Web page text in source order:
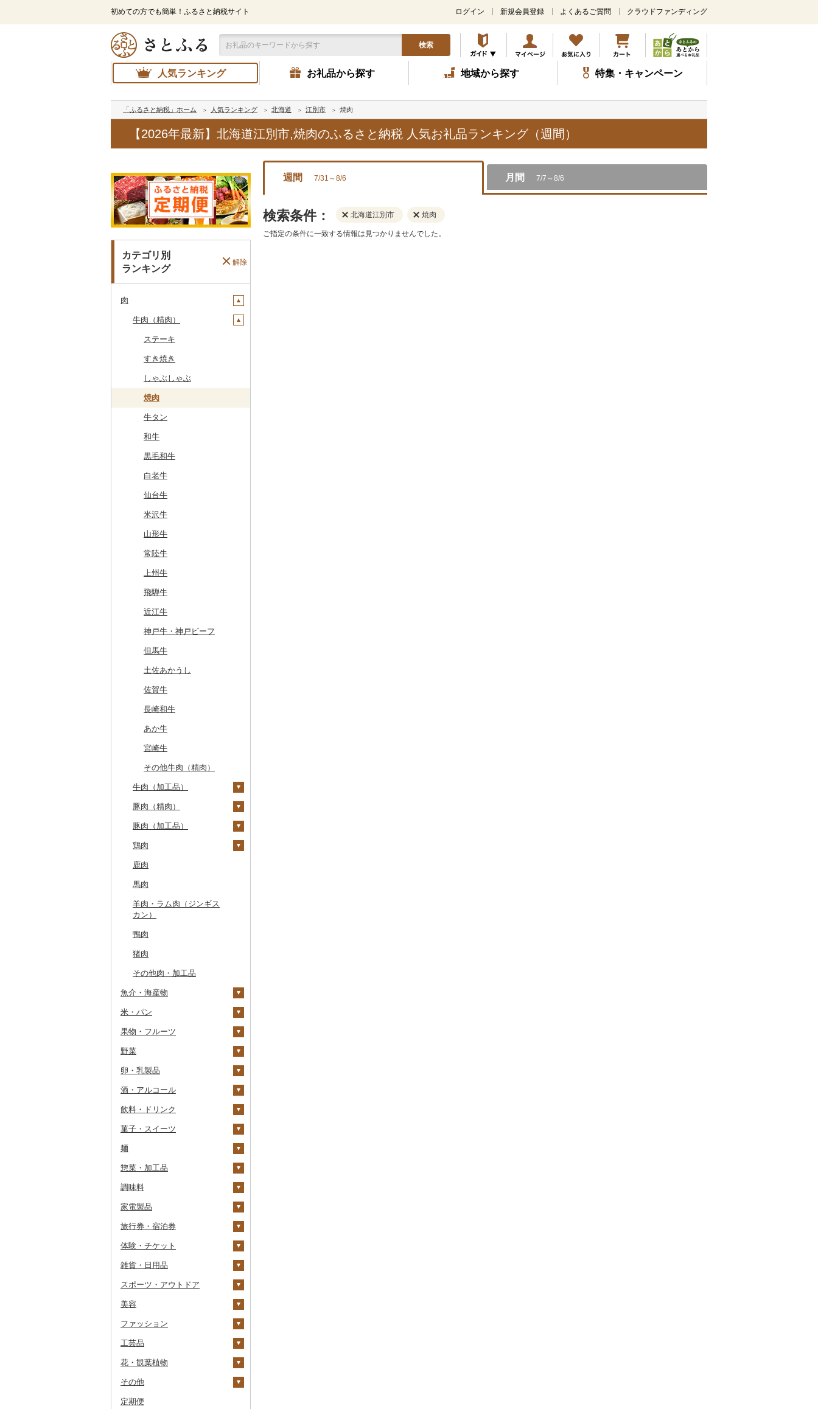
初めての方でも簡単！ふるさと納税サイト
メ
ン
コ
ン
テ
ツ
ッ
プ
ログイン 新規会員登録 よくあるご質問 クラウドファンディング
検索
人気ランキング お礼品から探す 地域から探す 特集・キャンペーン
「ふるさと納税」ホーム 人気ランキング 北海道 江別市 焼肉
【2026年最新】北海道江別市,焼肉のふるさと納税 人気お礼品ランキング（週間）
カテゴリ別
ランキング
解除
肉
牛肉（精肉）
ステーキ
すき焼き
しゃぶしゃぶ
焼肉
牛タン
和牛
黒毛和牛
白老牛
仙台牛
米沢牛
山形牛
常陸牛
上州牛
飛騨牛
近江牛
神戸牛・神戸ビーフ
但馬牛
土佐あかうし
佐賀牛
長崎和牛
あか牛
宮崎牛
その他牛肉（精肉）
牛肉（加工品）
ハンバーグ
もつ鍋
ローストビーフ
ビーフジャーキー
その他牛肉（加工品）
豚肉（精肉）
ステーキ
すき焼き
しゃぶしゃぶ
焼肉
アグー豚
豚肉（加工品）
ハンバーグ
もつ鍋
ハム
ソーセージ・ウインナ
ー
ベーコン・サラミ
その他豚肉（加工品）
鶏肉
鶏肉（精肉）
ハム・ソーセージ
唐揚げ
鹿肉
馬肉
羊肉・ラム肉（ジンギス
カン）
鴨肉
猪肉
その他肉・加工品
魚介・海産物
カニ
ズワイガニ
毛ガニ
かにしゃぶ
その他カニ
エビ
ボタンエビ
伊勢海老
その他エビ
いくら
うに
明太子・たらこ
明太子
たらこ
その他魚卵
数の子
キャビア
その他魚卵
貝
鮑（アワビ）
牡蠣（カキ）
あさり
しじみ
サザエ
はまぐり
その他貝
鮮魚
鮭・サーモン
マグロ
イワシ
カツオ
金目鯛
クエ
サバ
鯛
のどぐろ
イカ・タコ
イカ
タコ
海苔・海藻
海苔
わかめ
ひじき
その他海苔・海藻
干物
ししゃも
その他干物
その他魚介・加工品
しらす・ちりめん
かまぼこ・練り製品
米・パン
米
無洗米
玄米
金芽米
ゆめぴりか
コシヒカリ
はえぬき
さがびより
あきたこまち
ひとめぼれ
ミルキークィーン
ななつぼし
雑穀
餅
その他穀物加工品
パン
果物・フルーツ
ぶどう・マスカット
巨峰
ナガノパープル
ピオーネ
デラウェア
その他ぶどう・マスカ
いちご
りんご
もも
メロン
梨
和梨
洋梨・ラフランス
マンゴー
みかん・柑橘
みかん
レモン
不知火・デコポン
せとか
まどんな
その他柑橘
すいか
キウイ
柿（カキ）
ドライフルーツ
干し芋
その他果物
びわ
パイナップル
栗
野菜
いも
じゃがいも
さつまいも
その他いも
トマト
フルーツトマト
ミニトマト
玉ねぎ
ねぎ
根菜
人参
大根
自然薯
レンコン
にんにく・生姜
その他根菜
アスパラガス
豆
きのこ
しいたけ
松茸
その他きのこ
その他野菜
山菜
かぼちゃ
レタス
卵・乳製品
卵
チーズ
ヨーグルト
バター
その他乳製品
酒・アルコール
ビール・発泡酒
ビール
地ビール・クラフトビ
日本酒
純米吟醸
大吟醸
吟醸
その他日本酒
芋焼酎
麦焼酎
米焼酎
黒糖焼酎
その他焼酎
梅酒
泡盛
ワイン
白ワイン
赤ワイン
シャンパン・スパーク
ウイスキー
リキュール・洋酒
甘酒
ノンアルコール
その他酒
飲料・ドリンク
水・ミネラルウォーター
飲料
コーヒー豆
粉
ドリップ
茶
飲料
茶葉・ティーバッグ
静岡茶
足柄茶
知覧茶
八女茶
果汁飲料
りんごジュース
みかんジュース（オレ
紅茶
飲料
茶葉・ティーバッグ
その他飲料・ジュース
野菜ジュース
炭酸飲料
豆乳
菓子・スイーツ
クッキー
焼き菓子
プリン
ゼリー
チョコレート
カステラ
アイス・ジェラート
その他洋菓子
煎餅・おかき
羊羹
饅頭
大福
その他和菓子
麺
ラーメン
うどん
そば
パスタ
ひやむぎ
そうめん
その他麺
惣菜・加工品
惣菜
餃子
シュウマイ
コロッケ
その他惣菜
カレー・シチュー
カレー
シチュー
鍋
肉
魚
その他鍋
ピザ
レトルト
スープ
豆腐・納豆
豆腐
漬物
キムチ
その他漬物
缶詰・瓶詰
肉
魚
乾物
燻製（スモーク）
おせち
調味料
砂糖
塩
醤油
味噌
酢
だし
食用油
オリーブオイル
ごま油
はちみつ
ドレッシング
その他調味料
家電製品
季節・空調家電
キッチン家電
照明器具
パソコン・周辺機器
TV・オーディオ・カメラ
美容・健康家電
カー用品
時計
その他家電
旅行券・宿泊券
旅行券
JTBふるさと旅行クー
その他旅行券
宿泊券
体験・チケット
PayPay商品券
食事券
温泉・サウナ・スパ利用
雑貨・日用品
家具・インテリア
机・テーブル
その他家具・インテリ
寝具
布団
毛布
タオルケット
タオル
その他タオル
文房具・印鑑
ボールペン
ノート・ファイル
食器
グラス・カップ
キッチン用品
日用品
スポーツ・アウトドア
ゴルフ
ゴルフボール
ゴルフウェア
その他ゴルフ
釣り
サイクリング
アウトドア・キャンプ
その他スポーツ
美容
スキンケア
洗顔
その他スキンケア
シャンプー・リンス
石鹸・ボディーソープ
入浴剤
アロマ
ファッション
鞄・バッグ
トートバッグ・ショル
ツケース
洋服
女性・レディース
和服
靴・履物
工芸品
織物
本場奄美大島紬
陶器・漆器
その他装飾品・工芸品
花・観葉植物
観葉植物・苗木
花
その他
地域サービス
定期便
週間 7/31～8/6 月間 7/7～8/6
検索条件： 北海道江別市 焼肉
ご指定の条件に一致する情報は見つかりませんでした。